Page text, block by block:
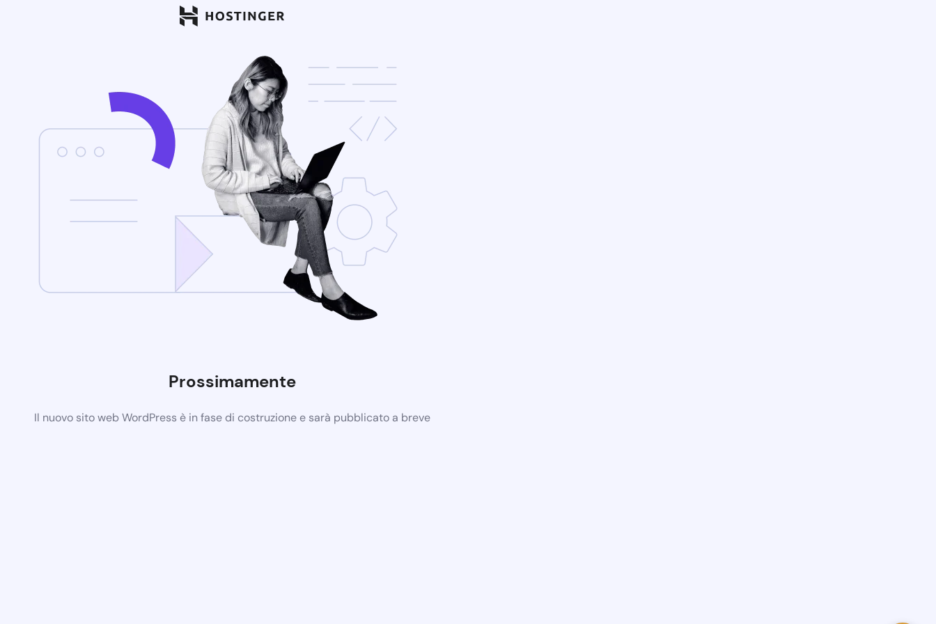
Prossimamente
Il nuovo sito web WordPress è in fase di costruzione e sarà pubblicato a breve